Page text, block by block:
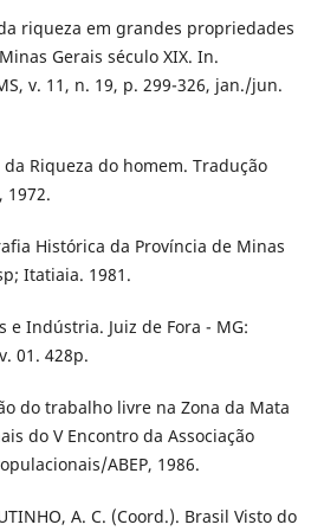
da riqueza em grandes propriedades
Gerais século XIX. In.
v. 11, n. 19, p. 299-326, jan./jun.
da Riqueza do homem. Tradução
1972.
Histórica da Província de Minas
Itatiaia. 1981.
e Indústria. Juiz de Fora - MG:
01. 428p.
do trabalho livre na Zona da Mata
do V Encontro da Associação
ABEP, 1986.
A. C. (Coord.). Brasil Visto do